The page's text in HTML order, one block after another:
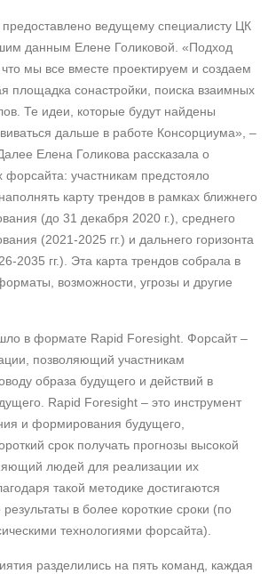
ведущему специалисту ЦК
данным Елене Голиковой. «Подход
мы все вместе проектируем и создаем
площадка сонастройки, поиска взаимных
Те идеи, которые будут найдены
дальше в работе Консорциума», ‒
Елена Голикова рассказала о
участникам предстояло
карту трендов в рамках ближнего
(до 31 декабря 2020 г.), среднего
(2021-2025 гг.) и дальнего горизонта
2035 гг.). Эта карта трендов собрала в
возможности, угрозы и другие
в формате Rapid Foresight. Форсайт ‒
позволяющий участникам
образа будущего и действий в
Rapid Foresight ‒ это инструмент
и формирования будущего,
срок получать прогнозы высокой
людей для реализации их
такой методике достигаются
в более короткие сроки (по
технологиями форсайта).
разделились на пять команд, каждая